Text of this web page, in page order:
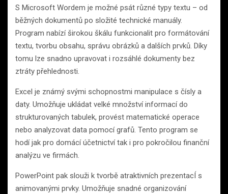
S Microsoft Wordem je možné psát různé typy textu – od
běžných dokumentů po složité technické manuály.
Program nabízí širokou škálu funkcionalit pro formátování
textu, tvorbu obsahu, správu obrázků a dalších prvků. Díky
tomu lze snadno upravovat i rozsáhlé dokumenty bez
ztráty přehlednosti.
Excel je známý svými schopnostmi manipulace s čísly a
daty. Umožňuje ukládat velké množství informací do
strukturovaných tabulek, provést matematické operace
nebo analyzovat data pomocí grafů. Tento program se
hodí jak pro domácí účetnictví tak i pro pokročilou finanční
analýzu ve firmách.
PowerPoint pak slouži k tvorbě atraktivních prezentacÍ s
animovanými prvky. Umožňuje snadné organizování